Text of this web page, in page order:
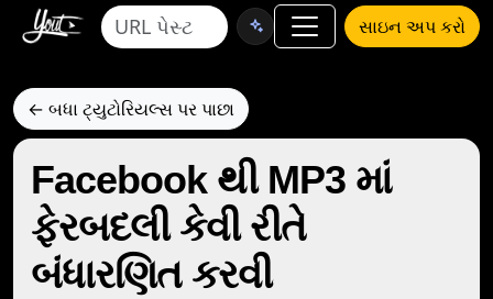
સાઇન અપ કરો
← બધા ટ્યુટોરિયલ્સ પર પાછા
Facebook થી MP3 માં
ફેરબદલી કેવી રીતે
બંધારણિત કરવી